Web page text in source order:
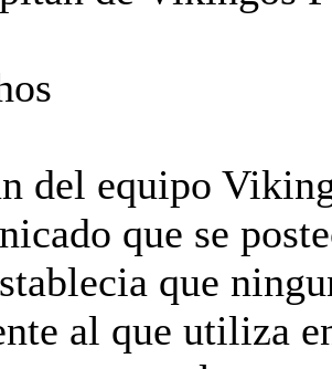
del equipo
que se
que
al que utiliza